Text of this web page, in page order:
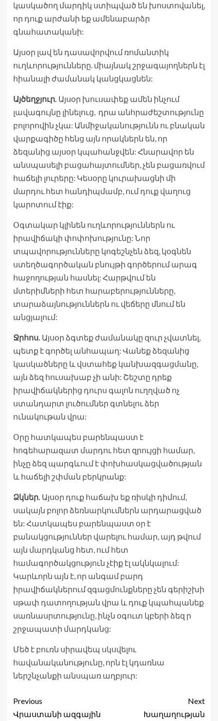
կասկածող մարդիկ ստիպված են խոստովանել,
որ դուք արժանի եք ամենաբարձր
գնահատականի:
Այսօր լավ են դասավորվում ռոմանտիկ
ուղևորությունները. միայնակ շրջագայողներն էլ
հիանալի ժամանակ կանցկացնեն:
Այծեղջյուր. Այսօր խուսափեք ամեն ինչում
լավագույնը լինելուց, դրա անհրաժեշտությունը
բոլորովին չկա: Անմիջականությունն ու բնական
վարքագիծը հենց այն որակներն են, որ
ձեզանից այսօր կպահանջվեն: Հնարավոր են
անսպասելի բացահայտումներ, չեն բացառվում
հաճելի լուրերը: Կեսօրը կուրախացնի մի
մարդու հետ հանդիպմամբ, ում դուք վաղուց
կարոտում էիք:
Օգտակար կլինեն ուղևորություններն ու
իրավիճակի փոփոխությունը: Նոր
տպավորությունները կոգեշնչեն ձեզ, կօգնեն
ստեղծագործական բնույթի գործերում արագ
հաջողության հասնել: Հարթվում են
մտերիմների հետ հարաբերությունները,
տարաձայնություններն ու վեճերը մնում են
անցյալում:
Ջրհոս. Այսօր ձգտեք ժամանակը զուր չվատնել,
պետք է գործել անհապաղ: Վանեք ձեզանից
կասկածները և վստահեք կանխազգացմանը,
այն ձեզ հուսախաբ չի անի: Շեշտը դրեք
իրավիճակներից դուրս գալոն ուղղված ոչ
ստանդարտ լուծումներ գտնելու ձեր
ունակութան վրա:
Օրը հատկապես բարենպաստ է
հոգեհարազատ մարդու հետ զրույցի համար,
ինչը ձեզ պարգևում է փոխհասկացվածության
և հաճելի շփման բերկրանք:
Ձկներ. Այսօր դուք հաճախ եք ռիսկի դիմում,
սակայն բոլոր ձեռնարկումներն արդարացված
են: Հատկապես բարենպաստ օր է
բանակցություններ վարելու համար, այդ թվում
այն մարդկանց հետ, ում հետ
համագործակցություն չէիք էլ ակնկալում:
Կարևորն այն է, որ անգամ բարդ
իրավիճակներում զգացմունքները չեն գերիշխի
սթափ դատողության վրա և դուք կպահպանեք
սառնասրտությունը, ինչն օգուտ կբերի ձեզ ր
շրջապատի մարդկանց:
Մեծ է բուռն սիրավեպ սկսվելու
հավանականությունը, որն էլ կդառնա
ներշնչանքի անսպառ աղբյուր:
Previous
Վրաստանի ազգային
Next
Խաղաղության